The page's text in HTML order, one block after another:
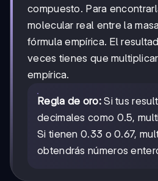
compuesto. Para
molecular real entre la
fórmula empírica. El
veces tienes que
empírica.
Regla de oro:Si tus
decimales como 0.5,
Si tienen 0.33 o 0.67,
obtendrás números